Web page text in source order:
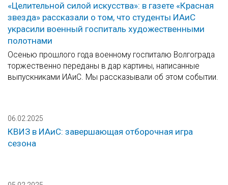
«Целительной силой искусства»: в газете «Красная
звезда» рассказали о том, что студенты ИАиС
украсили военный госпиталь художественными
полотнами
Осенью прошлого года военному госпиталю Волгограда
торжественно переданы в дар картины, написанные
выпускниками ИАиС. Мы рассказывали об этом событии.
06.02.2025
КВИЗ в ИАиС: завершающая отборочная игра
сезона